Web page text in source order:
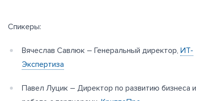
Спикеры:
Вячеслав Савлюк – Генеральный директор, ИТ-
Экспертиза
Павел Луцик – Директор по развитию бизнеса и